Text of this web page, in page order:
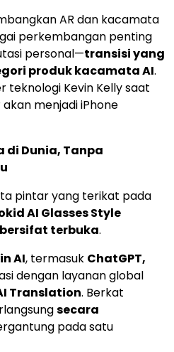
AR dan kacamata
perkembangan penting
personal—transisi yang
produk kacamata AI.
teknologi Kevin Kellysaat
menjadi iPhone
di Dunia, Tanpa
pintar yang terikat pada
AI Glasses Style
terbuka.
AI, termasuk ChatGPT,
dengan layanan global
Translation. Berkat
secara
pada satu